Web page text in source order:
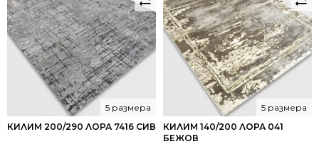
КИЛИМ 200/290 ЛОРА 7416 СИВ
5 размера
КИЛИМ 140/200 ЛОРА 041
БЕЖОВ
5 размера